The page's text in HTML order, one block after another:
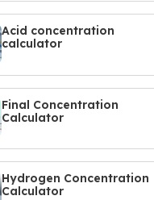
Acid concentration
calculator
Final Concentration
Calculator
Hydrogen Concentration
Calculator